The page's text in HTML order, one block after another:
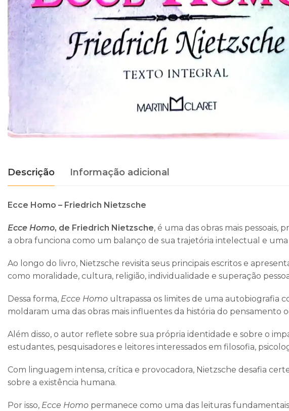
Descrição Informação adicional
Ecce Homo – Friedrich Nietzsche
Ecce Homo, de Friedrich Nietzsche, é uma das obras mais
a obra funciona como um balanço de sua trajetória intelectual e uma
Ao longo do livro, Nietzsche revisita seus principais escritos e
como moralidade, cultura, religião, individualidade e superação
Dessa forma, Ecce Homo ultrapassa os limites de uma autobiografia
moldaram uma das obras mais influentes da história do pensamento
Além disso, o autor reflete sobre sua própria identidade e sobre o
estudantes, pesquisadores e leitores interessados em filosofia,
Com linguagem intensa, crítica e provocadora, Nietzsche desafia
sobre a existência humana.
Por isso, Ecce Homo permanece como uma das leituras